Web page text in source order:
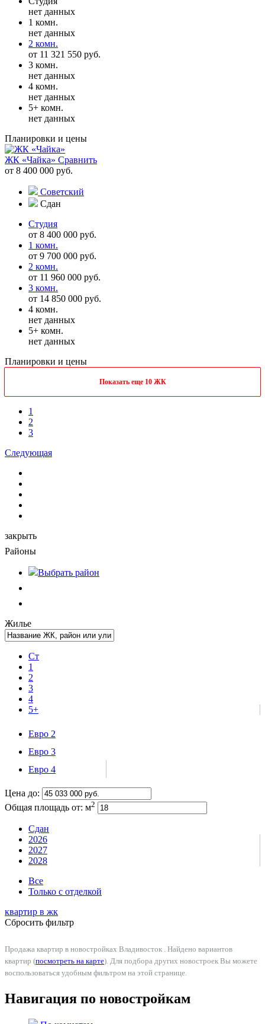
нет данных
1 комн.
нет данных
2 комн.
от 11 321 550 руб.
3 комн.
нет данных
4 комн.
нет данных
5+ комн.
нет данных
Планировки и цены
ЖК «Чайка» Сравнить
от 8 400 000 руб.
Советский
Сдан
Студия
от 8 400 000 руб.
1 комн.
от 9 700 000 руб.
2 комн.
от 11 960 000 руб.
3 комн.
от 14 850 000 руб.
4 комн.
нет данных
5+ комн.
нет данных
Планировки и цены
Показать еще 10 ЖК
1
2
3
Следующая
закрыть
Районы
Выбрать район
Жилье
Ст
1
2
3
4
5+
Евро 2
Евро 3
Евро 4
Цена до:
Общая площадь от: м2
Сдан
2026
2027
2028
Все
Только с отделкой
квартир в жк
Сбросить фильтр
Продажа квартир в новостройках Владивосток . Найдено вариантов
квартир (посмотреть на карте). Для подбора других новостроек Вы можете
воспользоваться удобным фильтром на этой странице.
Навигация по новостройкам